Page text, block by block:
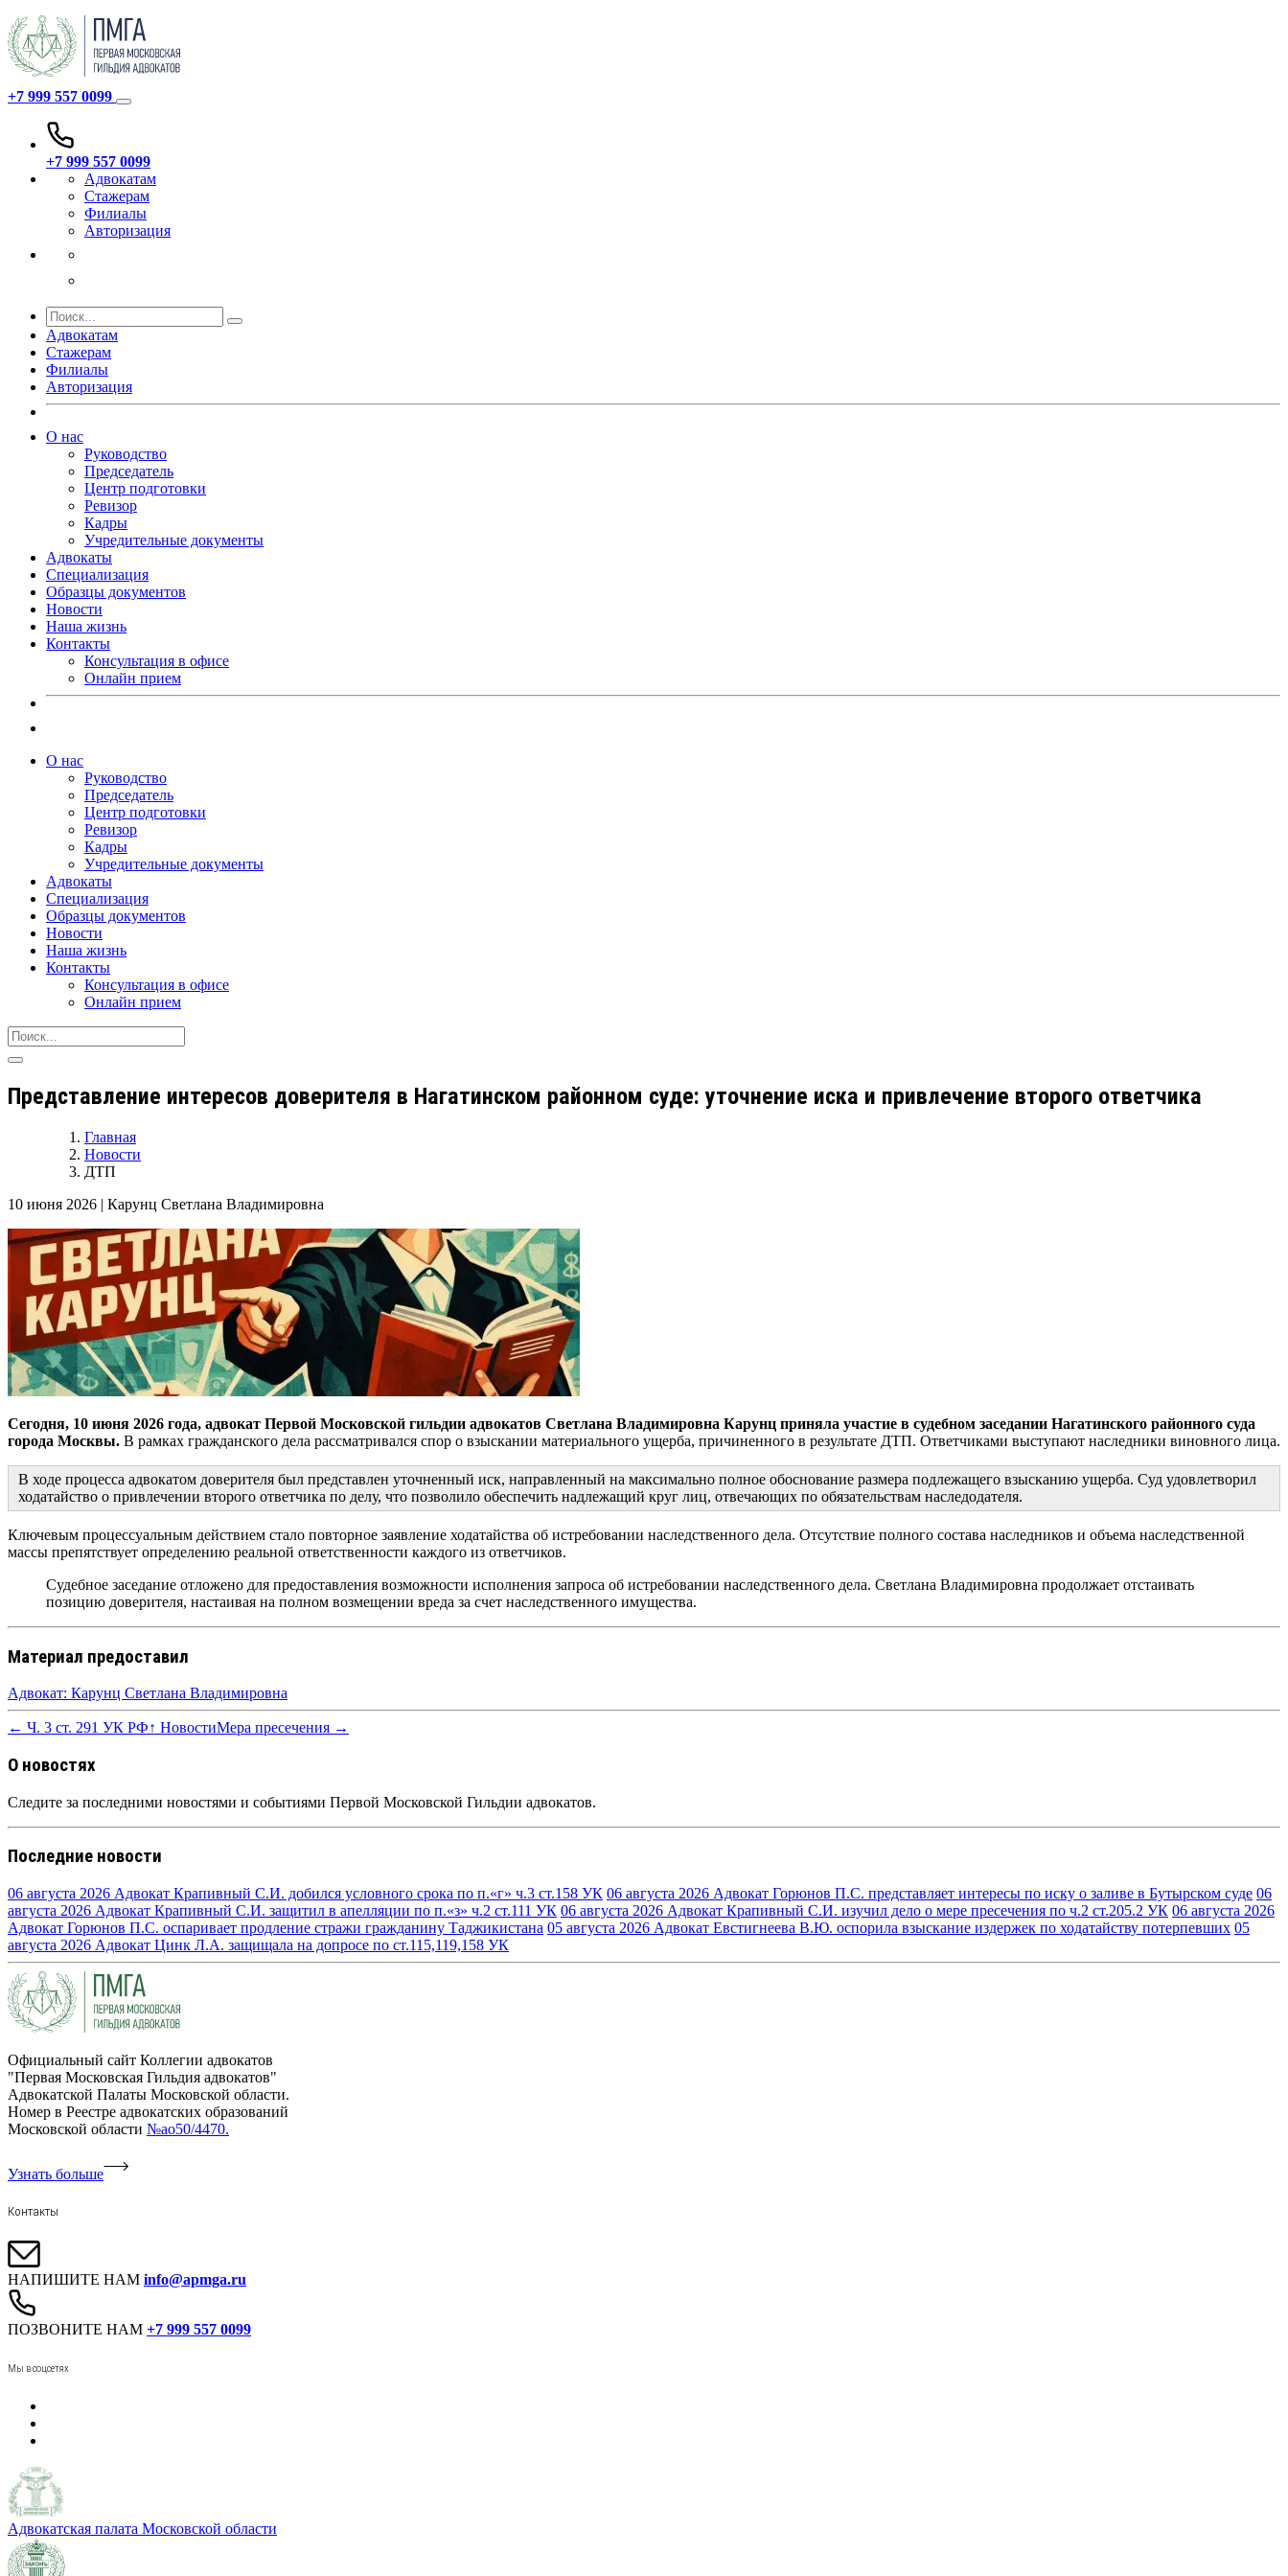
+7 999 557 0099
+7 999 557 0099
Адвокатам
Стажерам
Филиалы
Авторизация
Адвокатам
Стажерам
Филиалы
Авторизация
О нас
Руководство
Председатель
Центр подготовки
Ревизор
Кадры
Учредительные документы
Адвокаты
Специализация
Образцы документов
Новости
Наша жизнь
Контакты
Консультация в офисе
Онлайн прием
О нас
Руководство
Председатель
Центр подготовки
Ревизор
Кадры
Учредительные документы
Адвокаты
Специализация
Образцы документов
Новости
Наша жизнь
Контакты
Консультация в офисе
Онлайн прием
Представление интересов доверителя в Нагатинском районном суде: уточнение иска и привлечение второго ответчика
Главная
Новости
ДТП
10 июня 2026 | Карунц Светлана Владимировна
Сегодня, 10 июня 2026 года, адвокат Первой Московской гильдии адвокатов Светлана Владимировна Карунц приняла участие в судебном заседании Нагатинского районного суда
города Москвы. В рамках гражданского дела рассматривался спор о взыскании материального ущерба, причиненного в результате ДТП. Ответчиками выступают наследники виновного лица.
В ходе процесса адвокатом доверителя был представлен уточненный иск, направленный на максимально полное обоснование размера подлежащего взысканию ущерба. Суд удовлетворил
ходатайство о привлечении второго ответчика по делу, что позволило обеспечить надлежащий круг лиц, отвечающих по обязательствам наследодателя.
Ключевым процессуальным действием стало повторное заявление ходатайства об истребовании наследственного дела. Отсутствие полного состава наследников и объема наследственной
массы препятствует определению реальной ответственности каждого из ответчиков.
Судебное заседание отложено для предоставления возможности исполнения запроса об истребовании наследственного дела. Светлана Владимировна продолжает отстаивать
позицию доверителя, настаивая на полном возмещении вреда за счет наследственного имущества.
Материал предоставил
Адвокат: Карунц Светлана Владимировна
← Ч. 3 ст. 291 УК РФ↑ НовостиМера пресечения →
О новостях
Следите за последними новостями и событиями Первой Московской Гильдии адвокатов.
Последние новости
06 августа 2026 Адвокат Крапивный С.И. добился условного срока по п.«г» ч.3 ст.158 УК 06 августа 2026 Адвокат Горюнов П.С. представляет интересы по иску о заливе в Бутырском суде 06
августа 2026 Адвокат Крапивный С.И. защитил в апелляции по п.«з» ч.2 ст.111 УК 06 августа 2026 Адвокат Крапивный С.И. изучил дело о мере пресечения по ч.2 ст.205.2 УК 06 августа 2026
Адвокат Горюнов П.С. оспаривает продление стражи гражданину Таджикистана 05 августа 2026 Адвокат Евстигнеева В.Ю. оспорила взыскание издержек по ходатайству потерпевших 05
августа 2026 Адвокат Цинк Л.А. защищала на допросе по ст.115,119,158 УК
Официальный сайт Коллегии адвокатов
"Первая Московская Гильдия адвокатов"
Адвокатской Палаты Московской области.
Номер в Реестре адвокатских образований
Московской области №ао50/4470.
Узнать больше
Контакты
НАПИШИТЕ НАМ info@apmga.ru
ПОЗВОНИТЕ НАМ +7 999 557 0099
Мы в соцсетях
Адвокатская палата Московской области